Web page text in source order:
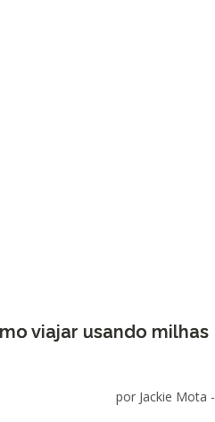
viajar usando milhas
por Jackie Mota -